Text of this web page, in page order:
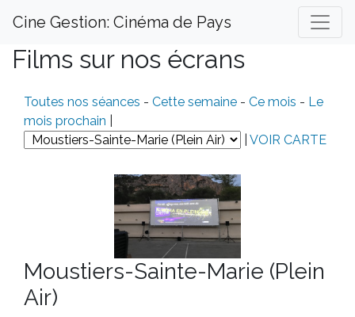
Cine Gestion: Cinéma de Pays
Films sur nos écrans
Toutes nos séances - Cette semaine - Ce mois - Le
mois prochain
VOIR CARTE
Moustiers-Sainte-Marie (Plein
Air)